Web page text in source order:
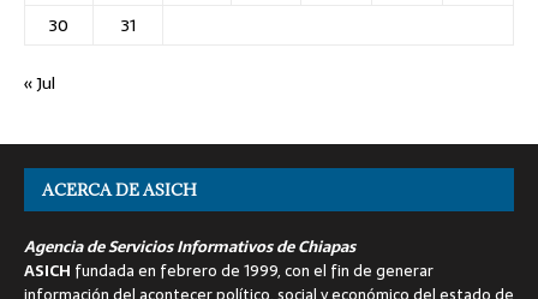
30
31
« Jul
ACERCA DE ASICH
Agencia de Servicios Informativos de Chiapas
ASICH fundada en febrero de 1999, con el fin de generar